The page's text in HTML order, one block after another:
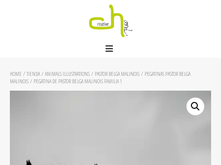
HOME / TIENDA/ ANIMALS ILLUSTRATIONS / PASTOR BELGA MALINOIS / PEGATINAS PASTOR BELGA
MALINOIS / PEGATINA DE PASTOR BELGA MALINOIS FAMILIA 1